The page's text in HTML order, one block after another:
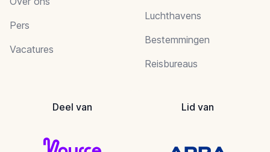
Pers
Vacatures
Luchthavens
Bestemmingen
Reisbureaus
Deel van Lid van